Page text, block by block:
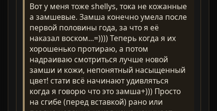
Вот у меня тоже shellys, тока не кожанные
а замшевые. Замша конечно умела после
первой половины года, за что я её
наказал воском...=)))) Теперь когда я их
хорошенько протираю, а потом
надраиваю смотриться лучше новой
замши и кожи, непонятный насыщенный
цвет! стати всё начинают удивляться
когда я говорю что это замша+))) Просто
на сгибе (перед вставкой) рано или